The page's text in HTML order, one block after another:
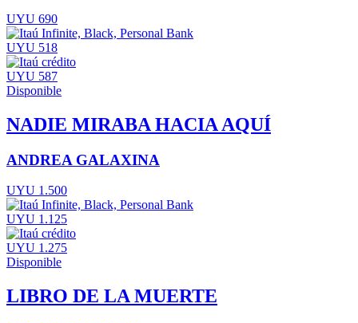
UYU 690
UYU 518
UYU 587
Disponible
NADIE MIRABA HACIA AQUÍ
ANDREA GALAXINA
UYU 1.500
UYU 1.125
UYU 1.275
Disponible
LIBRO DE LA MUERTE